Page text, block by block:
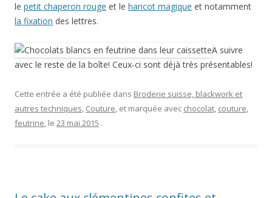
le petit chaperon rouge et le haricot magique et notamment
la fixation des lettres.
A suivre
avec le reste de la boîte! Ceux-ci sont déjà très présentables!
Cette entrée a été publiée dans Broderie suisse, blackwork et
autres techniques, Couture, et marquée avec chocolat, couture,
feutrine, le 23 mai 2015 .